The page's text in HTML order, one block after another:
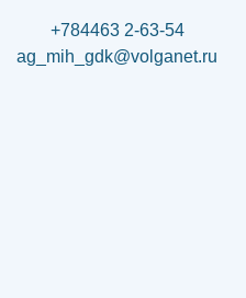
+784463 2-63-54
ag_mih_gdk@volganet.ru